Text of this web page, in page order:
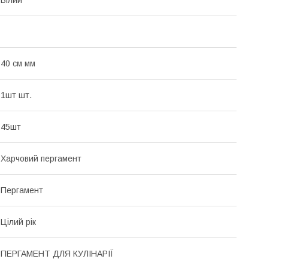
40 см мм
1шт шт.
45шт
Харчовий пергамент
Пергамент
Цілий рік
ПЕРГАМЕНТ ДЛЯ КУЛІНАРІЇ